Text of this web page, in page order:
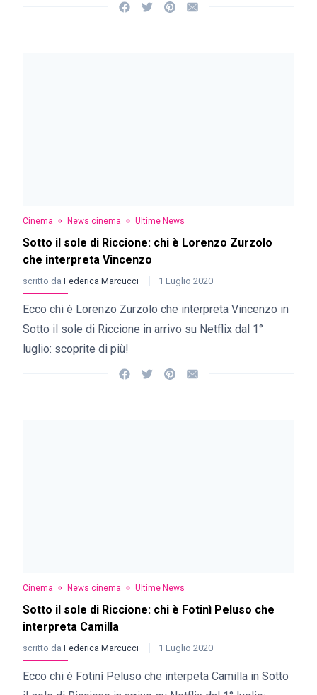
Cinema News cinema Ultime News
Sotto il sole di Riccione: chi è Lorenzo Zurzolo
che interpreta Vincenzo
scritto da Federica Marcucci 1 Luglio 2020
Ecco chi è Lorenzo Zurzolo che interpreta Vincenzo in
Sotto il sole di Riccione in arrivo su Netflix dal 1°
luglio: scoprite di più!
Cinema News cinema Ultime News
Sotto il sole di Riccione: chi è Fotinì Peluso che
interpreta Camilla
scritto da Federica Marcucci 1 Luglio 2020
Ecco chi è Fotinì Peluso che interpeta Camilla in Sotto